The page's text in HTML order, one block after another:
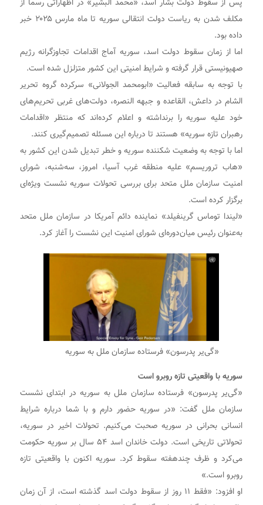
پس از سقوط دولت بشار اسد، «محمد البشیر» در اظهاراتی رسما از
مکلف شدن به ریاست دولت انتقالی سوریه تا ماه مارس ۲۰۲۵ خبر
داده بود.
اما از زمان سقوط دولت اسد، سوریه آماج اقدامات تجاوزگرانه رژیم
صهیونیستی قرار گرفته و شرایط امنیتی این کشور متزلزل شده است.
با توجه به سابقه فعالیت «ابومحمد الجولانی» سرکرده گروه تحریر
الشام در داعش، القاعده و جبهه النصره، دولت‌های غربی تحریم‌های
خود علیه سوریه را برنداشته و اعلام کرده‌اند که منتظر «اقدامات
رهبران تازه سوریه» هستند تا درباره این مسئله تصمیم‌گیری کنند.
اما با توجه به وضعیت شکننده سوریه و خطر تبدیل شدن این کشور به
«هاب تروریسم» علیه منطقه غرب آسیا، امروز، سه‌شنبه، شورای
امنیت سازمان ملل متحد برای بررسی تحولات سوریه نشست ویژه‌ای
برگزار کرده است.
«لیندا توماس گرینفیلد» نماینده دائم آمریکا در سازمان ملل متحد
به‌عنوان رئیس میان‌دوره‌ای شورای امنیت این نشست را آغاز کرد.
«گی‌یر پدرسون» فرستاده سازمان ملل به سوریه
سوریه با واقعیتی تازه روبرو است
«گی‌یر پدرسون» فرستاده سازمان ملل به سوریه در ابتدای نشست
سازمان ملل گفت: «در سوریه حضور دارم و با شما درباره شرایط
انسانی بحرانی در سوریه صحبت می‌کنیم. تحولات اخیر در سوریه،
تحولاتی تاریخی است. دولت خاندان اسد ۵۴ سال بر سوریه حکومت
می‌کرد و ظرف چندهفته سقوط کرد. سوریه اکنون با واقعیتی تازه
روبرو است.»
او افزود: «فقط ۱۱ روز از سقوط دولت اسد گذشته است، از آن زمان